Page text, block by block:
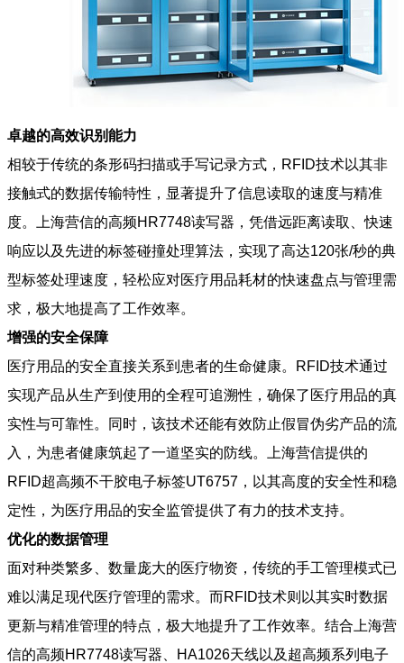
卓越的高效识别能力
相较于传统的条形码扫描或手写记录方式，RFID技术以其非
接触式的数据传输特性，显著提升了信息读取的速度与精准
度。上海营信的高频HR7748读写器，凭借远距离读取、快速
响应以及先进的标签碰撞处理算法，实现了高达120张/秒的典
型标签处理速度，轻松应对医疗用品耗材的快速盘点与管理需
求，极大地提高了工作效率。
增强的安全保障
医疗用品的安全直接关系到患者的生命健康。RFID技术通过
实现产品从生产到使用的全程可追溯性，确保了医疗用品的真
实性与可靠性。同时，该技术还能有效防止假冒伪劣产品的流
入，为患者健康筑起了一道坚实的防线。上海营信提供的
RFID超高频不干胶电子标签UT6757，以其高度的安全性和稳
定性，为医疗用品的安全监管提供了有力的技术支持。
优化的数据管理
面对种类繁多、数量庞大的医疗物资，传统的手工管理模式已
难以满足现代医疗管理的需求。而RFID技术则以其实时数据
更新与精准管理的特点，极大地提升了工作效率。结合上海营
信的高频HR7748读写器、HA1026天线以及超高频系列电子